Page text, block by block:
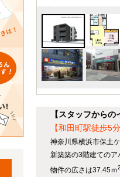
【スタッフから
【和田町駅徒歩5
神奈川県横浜市保土
新築築の3階建てのア
物件の広さは37.45ｍ2